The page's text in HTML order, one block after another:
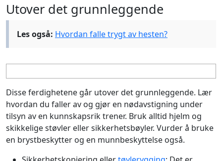
Utover det grunnleggende
Les også: Hvordan falle trygt av hesten?
Disse ferdighetene går utover det grunnleggende. Lær
hvordan du faller av og gjør en nødavstigning under
tilsyn av en kunnskapsrik trener. Bruk alltid hjelm og
skikkelige støvler eller sikkerhetsbøyler. Vurder å bruke
en brystbeskytter og en munnbeskyttelse også.